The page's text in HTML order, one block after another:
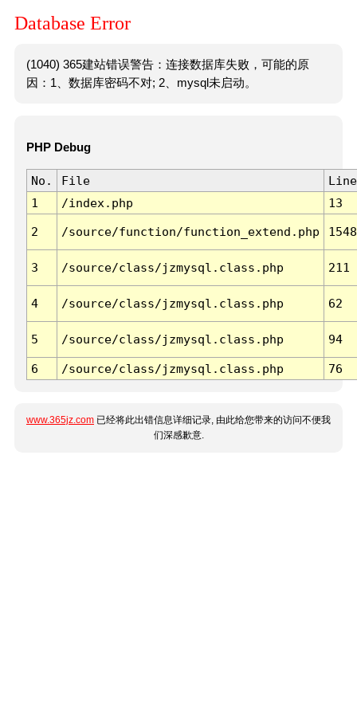
Database Error
(1040) 365建站错误警告：连接数据库失败，可能的原
因：1、数据库密码不对; 2、mysql未启动。
PHP Debug
No. File
Line
1
/index.php 13
2 /source/function/function_extend.php 1548
3 /source/class/jzmysql.class.php 211
4 /source/class/jzmysql.class.php 62
5 /source/class/jzmysql.class.php 94
6 /source/class/jzmysql.class.php 76
www.365jz.com 已经将此出错信息详细记录, 由此给您带来的访问不便我
们深感歉意.